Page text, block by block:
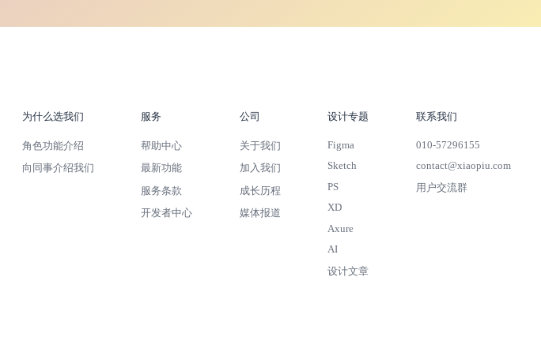
为什么选我们
角色功能介绍
向同事介绍我们
服务
帮助中心
最新功能
服务条款
开发者中心
公司
关于我们
加入我们
成长历程
媒体报道
设计专题
Figma
Sketch
PS
XD
Axure
AI
设计文章
联系我们
010-57296155
contact@xiaopiu.com
用户交流群